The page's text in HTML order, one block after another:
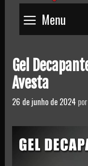
Menu
Gel
Avesta
26 de junho de 2024 por